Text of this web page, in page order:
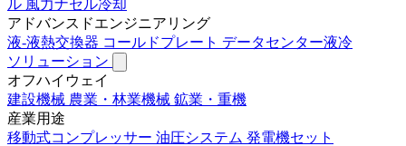
ル 風力ナセル冷却
アドバンスドエンジニアリング
液-液熱交換器 コールドプレート データセンター液冷
ソリューション
オフハイウェイ
建設機械 農業・林業機械 鉱業・重機
産業用途
移動式コンプレッサー 油圧システム 発電機セット